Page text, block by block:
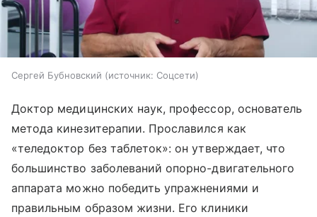
Сергей Бубновский источник: Соцсети
Доктор медицинских наук, профессор, основатель
метода кинезитерапии. Прославился как
«теледоктор без таблеток»: он утверждает, что
большинство заболеваний опорно-двигательного
аппарата можно победить упражнениями и
правильным образом жизни. Его клиники